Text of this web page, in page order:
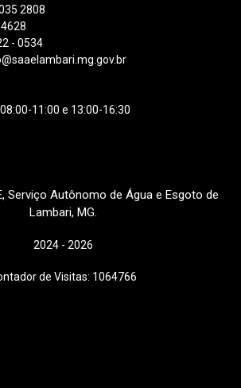
2808
- 0534
11:00 e 13:00-16:30
Serviço Autônomo de Água e Esgoto de
Lambari, MG.
2024 - 2026
de Visitas: 1064766